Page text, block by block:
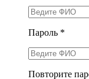
Пароль *
Повторите